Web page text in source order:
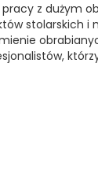
z dużym
stolarskich i